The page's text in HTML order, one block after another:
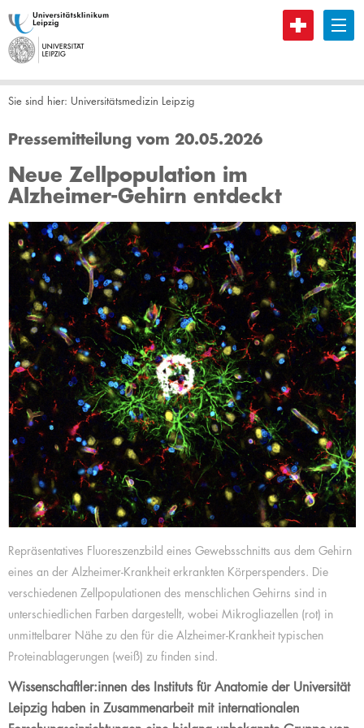
B
Sie sind hier: Universitätsmedizin Leipzig
Pressemitteilung vom 20.05.2026
Neue Zellpopulation im
Alzheimer-Gehirn entdeckt
Repräsentatives Fluoreszenzbild eines Gewebsschnitts aus dem Gehirn
eines an der Alzheimer-Krankheit erkrankten Körperspenders. Die
verschiedenen Zellpopulationen des menschlichen Gehirns sind in
unterschiedlichen Farben dargestellt, wobei Mikrogliazellen (rot) in
unmittelbarer Nähe zu den für die Alzheimer-Krankheit typischen
Proteinablagerungen (weiß) zu finden sind.
Wissenschaftler:innen des Instituts für Anatomie der Universität
Leipzig haben in Zusammenarbeit mit internationalen